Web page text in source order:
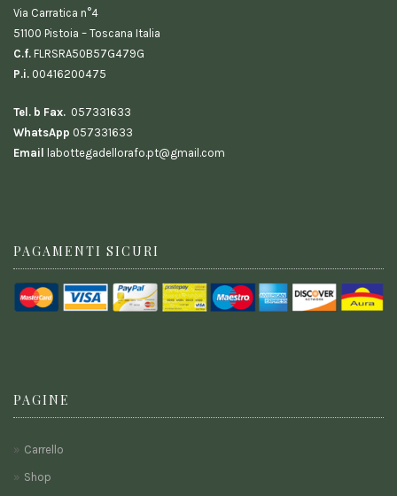
Via Carratica n°4
51100 Pistoia – Toscana Italia
C.f. FLRSRA50B57G479G
P.i. 00416200475
Tel. b Fax. 057331633
WhatsApp 057331633
Email labottegadellorafo.pt@gmail.com
PAGAMENTI SICURI
PAGINE
Carrello
Shop